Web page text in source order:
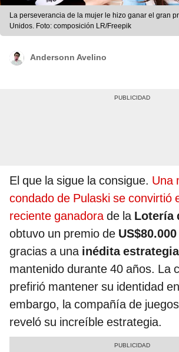
La perseverancia de la mujer le hizo ganar el gran
Unidos. Foto: composición LR/Freepik
Andersonn Avelino
El que la sigue la consigue. Una
condado de Pulaski se convirtió
reciente ganadorade la Lotería
obtuvo un premio de
gracias a unainédita estrategia
mantenido durante 40 años. La
prefirió mantener su identidad
embargo, la compañía de
reveló su increíble estrategia.